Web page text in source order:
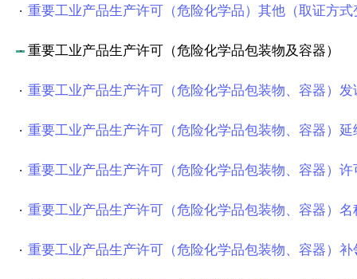
重要工业产品生产许可（危险化学品）其他（取证方式
重要工业产品生产许可（危险化学品包装物及容器）
重要工业产品生产许可（危险化学品包装物、容器）发
重要工业产品生产许可（危险化学品包装物、容器）延
重要工业产品生产许可（危险化学品包装物、容器）许
重要工业产品生产许可（危险化学品包装物、容器）名
重要工业产品生产许可（危险化学品包装物、容器）补